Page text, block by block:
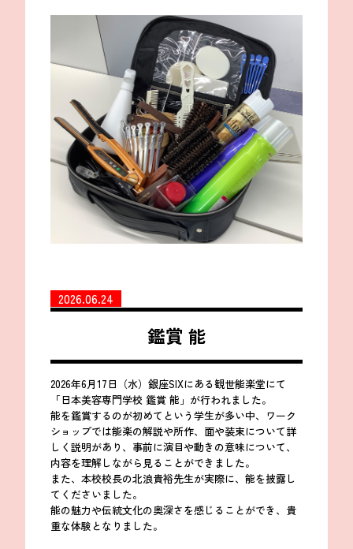
2026.06.24
鑑賞 能
2026年6月17日（水）銀座SIXにある観世能楽堂にて
「日本美容専門学校 鑑賞 能」が行われました。
能を鑑賞するのが初めてという学生が多い中、ワーク
ショップでは能楽の解説や所作、面や装束について詳
しく説明があり、事前に演目や動きの意味について、
内容を理解しながら見ることができました。
また、本校校長の北浪貴裕先生が実際に、能を披露し
てくださいました。
能の魅力や伝統文化の奥深さを感じることができ、貴
重な体験となりました。